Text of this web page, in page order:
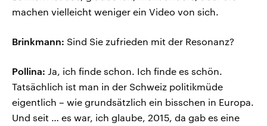
machen vielleicht weniger ein Video von sich.
Brinkmann: Sind Sie zufrieden mit der Resonanz?
Pollina: Ja, ich finde schon. Ich finde es schön.
Tatsächlich ist man in der Schweiz politikmüde
eigentlich – wie grundsätzlich ein bisschen in Europa.
Und seit … es war, ich glaube, 2015, da gab es eine